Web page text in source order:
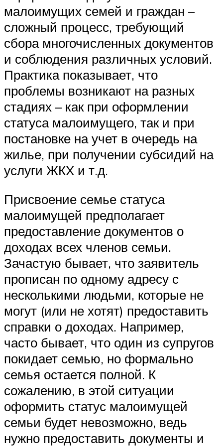
малоимущих семей и граждан –
сложный процесс, требующий
сбора многочисленных документов
и соблюдения различных условий.
Практика показывает, что
проблемы возникают на разных
стадиях – как при оформлении
статуса малоимущего, так и при
постановке на учет в очередь на
жилье, при получении субсидий на
услуги ЖКХ и т.д.
Присвоение семье статуса
малоимущей предполагает
предоставление документов о
доходах всех членов семьи.
Зачастую бывает, что заявитель
прописан по одному адресу с
несколькими людьми, которые не
могут (или не хотят) предоставить
справки о доходах. Например,
часто бывает, что один из супругов
покидает семью, но формально
семья остается полной. К
сожалению, в этой ситуации
оформить статус малоимущей
семьи будет невозможно, ведь
нужно предоставить документы и